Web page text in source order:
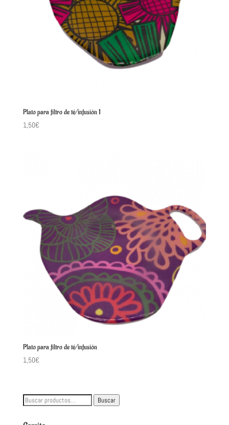
Plato para filtro de té/infusión 1
1,50€
Plato para filtro de té/infusión
1,50€
Buscar
Buscar